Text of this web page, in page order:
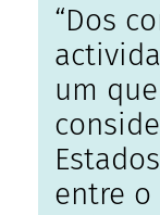
“Dos
um
entre o